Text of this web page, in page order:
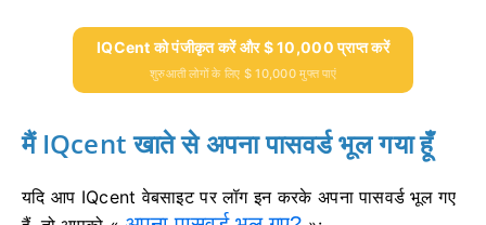
IQCent को पंजीकृत करें और $ 10,000 प्राप्त करें
शुरुआती लोगों के लिए $ 10,000 मुफ्त पाएं
मैं IQcent खाते से अपना पासवर्ड भूल गया हूँ
यदि आप IQcent वेबसाइट पर लॉग इन करके अपना पासवर्ड भूल गए